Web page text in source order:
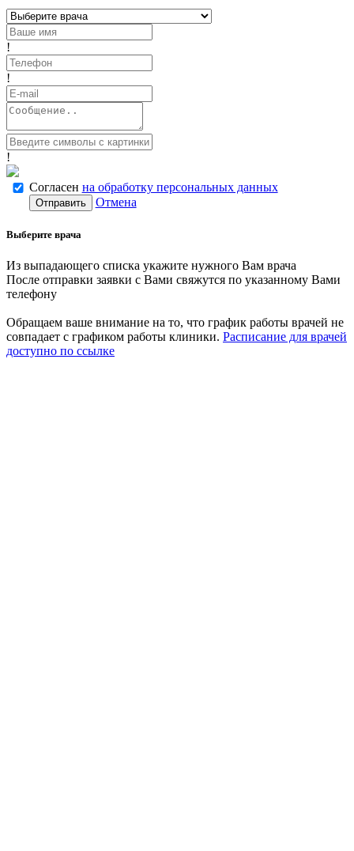
!
!
!
Согласен на обработку персональных данных
Отправить Отмена
Выберите врача
Из выпадающего списка укажите нужного Вам врача
После отправки заявки с Вами свяжутся по указанному Вами
телефону
Обращаем ваше внимание на то, что график работы врачей не
совпадает с графиком работы клиники. Расписание для врачей
доступно по ссылке